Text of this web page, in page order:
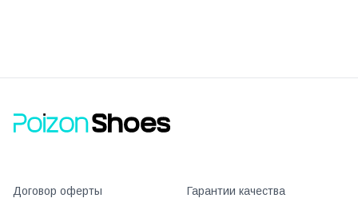
Договор оферты Гарантии качества